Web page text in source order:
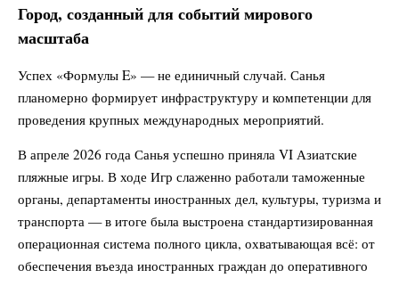
Город, созданный для событий мирового
масштаба
Успех «Формулы E» — не единичный случай. Санья
планомерно формирует инфраструктуру и компетенции для
проведения крупных международных мероприятий.
В апреле 2026 года Санья успешно приняла VI Азиатские
пляжные игры. В ходе Игр слаженно работали таможенные
органы, департаменты иностранных дел, культуры, туризма и
транспорта — в итоге была выстроена стандартизированная
операционная система полного цикла, охватывающая всё: от
обеспечения въезда иностранных граждан до оперативного